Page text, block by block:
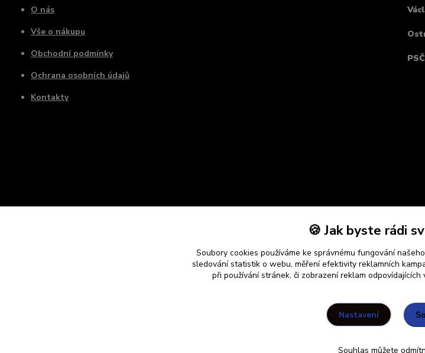
O nás
Vše o nákupu
Obchodní podmínky
Ochrana osobních údajů
Kontakty
🍪 Jak byste rádi
Soubory cookies používáme ke správnému fungování
sledování statistik o webu, měření efektivity reklamních
při používání stránek, či zobrazení reklam odpovídajících
Nastavení
Souhlas můžete